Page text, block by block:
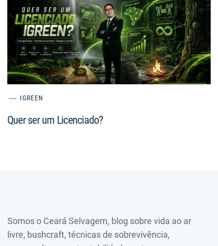
IGREEN
Quer ser um Licenciado?
Somos o Ceará Selvagem, blog sobre vida ao ar
livre, bushcraft, técnicas de sobrevivência,